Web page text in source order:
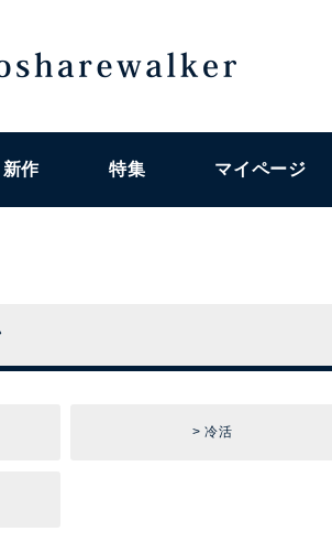
新作 特集 マイページ
冷活